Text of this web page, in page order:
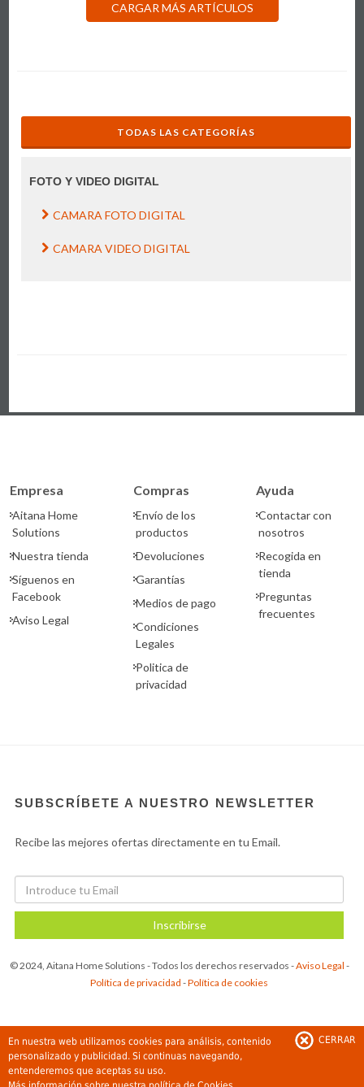
En nuestra web utilizamos cookies para análisis, contenido
personalizado y publicidad. Si continuas navegando,
entenderemos que aceptas su uso.
CERRAR
CARGAR MÁS ARTÍCULOS
TODAS LAS CATEGORÍAS
FOTO Y VIDEO DIGITAL
CAMARA FOTO DIGITAL
CAMARA VIDEO DIGITAL
Empresa
Aitana Home
Solutions
Nuestra tienda
Síguenos en
Facebook
Aviso Legal
Compras
Envío de los
productos
Devoluciones
Garantías
Medios de pago
Condiciones
Legales
Politica de
privacidad
Ayuda
Contactar con
nosotros
Recogida en
tienda
Preguntas
frecuentes
SUBSCRÍBETE A NUESTRO NEWSLETTER
Recibe las mejores ofertas directamente en tu Email.
Inscribirse
© 2024, Aitana Home Solutions - Todos los derechos reservados -Aviso Legal -
Política de privacidad -Política de cookies